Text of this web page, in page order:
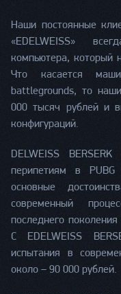
Наши постоянные
«EDELWEISS»
компьютера, который
Что касается
battlegrounds, то
000 тысяч рублей и
конфигураций.
DELWEISS
перипетиям в
основные
современный
последнего
С EDELWEISS
испытания в
около – 90 000 рублей.